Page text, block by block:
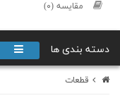
مقایسه (۰)
دسته بندی ها
قطعات